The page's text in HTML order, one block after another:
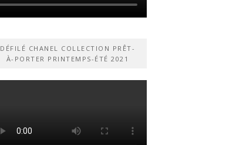
DÉFILÉ CHANEL COLLECTION PRÊT-
À-PORTER PRINTEMPS-ÉTÉ 2021